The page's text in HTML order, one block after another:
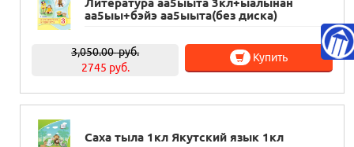
аа5ыы+бэйэ аа5ыыта(без диска)
3,050.00руб.
2745 руб.
Купить
Саха тыла 1кл Якутский язык 1кл